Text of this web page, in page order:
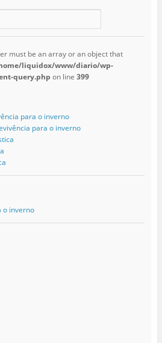
must be an array or an object that
liquidox/www/diario/wp-
query.php on line 399
para o inverno
para o inverno
o inverno